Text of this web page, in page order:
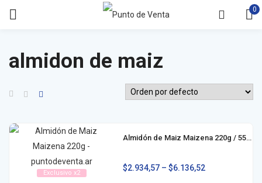
0
almidon de maiz
Exclusivo x2
Almidón de Maiz Maizena 220g / 550g
$2.934,57– $6.136,52